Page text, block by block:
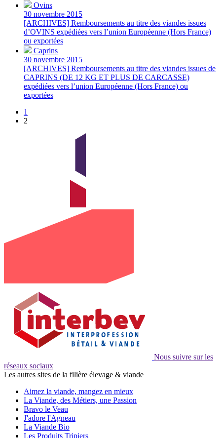
Ovins
30 novembre 2015
[ARCHIVES] Remboursements au titre des viandes issues
d’OVINS expédiées vers l’union Européenne (Hors France)
ou exportées
Caprins
30 novembre 2015
[ARCHIVES] Remboursements au titre des viandes issues de
CAPRINS (DE 12 KG ET PLUS DE CARCASSE)
expédiées vers l’union Européenne (Hors France) ou
exportées
1
2
Nous suivre sur les
réseaux sociaux
Les autres sites de la filière élevage & viande
Aimez la viande, mangez en mieux
La Viande, des Métiers, une Passion
Bravo le Veau
J'adore l'Agneau
La Viande Bio
Les Produits Tripiers